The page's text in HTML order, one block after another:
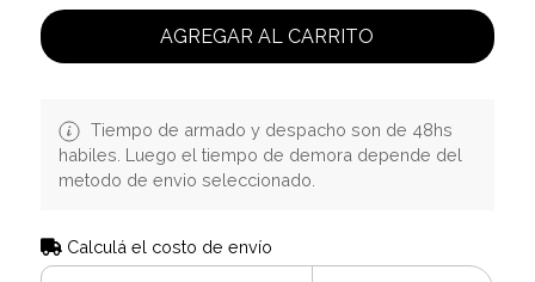
AGREGAR AL CARRITO
Tiempo de armado y despacho son de 48hs
habiles. Luego el tiempo de demora depende del
metodo de envio seleccionado.
Calculá el costo de envío